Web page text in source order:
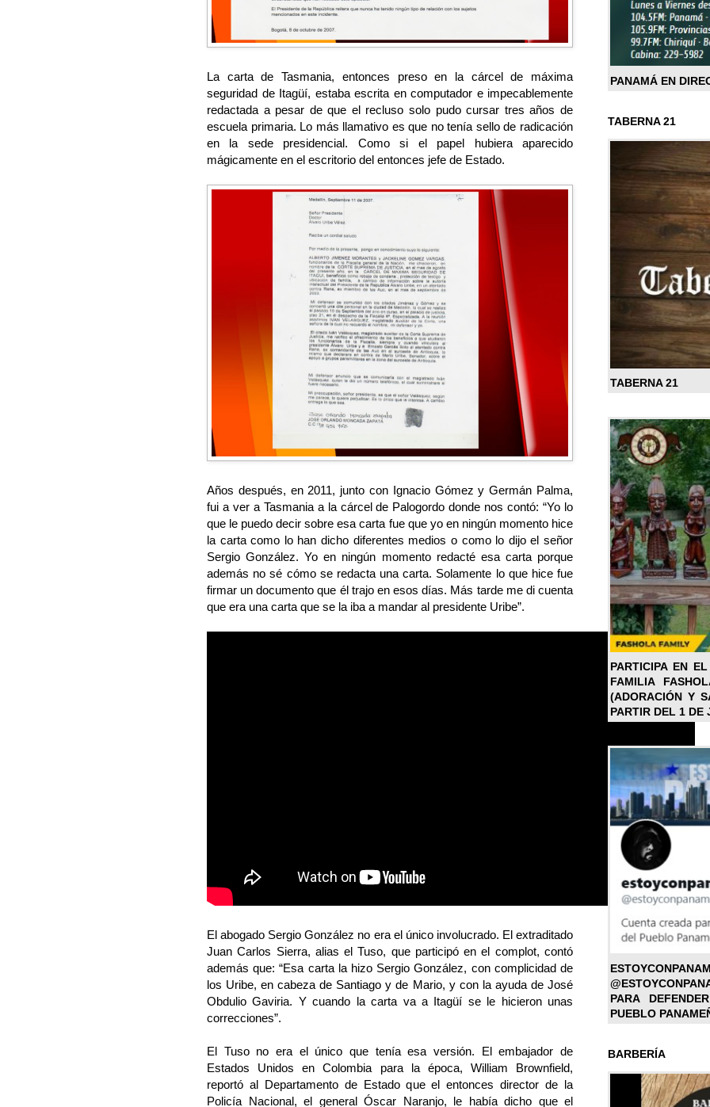
La carta de Tasmania, entonces preso en la cárcel de máxima
seguridad de Itagüí, estaba escrita en computador e impecablemente
redactada a pesar de que el recluso solo pudo cursar tres años de
escuela primaria. Lo más llamativo es que no tenía sello de radicación
en la sede presidencial. Como si el papel hubiera aparecido
mágicamente en el escritorio del entonces jefe de Estado.
Años después, en 2011, junto con Ignacio Gómez y Germán Palma,
fui a ver a Tasmania a la cárcel de Palogordo donde nos contó: “Yo lo
que le puedo decir sobre esa carta fue que yo en ningún momento hice
la carta como lo han dicho diferentes medios o como lo dijo el señor
Sergio González. Yo en ningún momento redacté esa carta porque
además no sé cómo se redacta una carta. Solamente lo que hice fue
firmar un documento que él trajo en esos días. Más tarde me di cuenta
que era una carta que se la iba a mandar al presidente Uribe”.
El abogado Sergio González no era el único involucrado. El extraditado
Juan Carlos Sierra, alias el Tuso, que participó en el complot, contó
además que: “Esa carta la hizo Sergio González, con complicidad de
los Uribe, en cabeza de Santiago y de Mario, y con la ayuda de José
Obdulio Gaviria. Y cuando la carta va a Itagüí se le hicieron unas
correcciones”.
El Tuso no era el único que tenía esa versión. El embajador de
Estados Unidos en Colombia para la época, William Brownfield,
reportó al Departamento de Estado que el entonces director de la
Policía Nacional, el general Óscar Naranjo, le había dicho que el
PANAMÁ EN
TABERNA 21
TABERNA 21
PARTICIPA EN
FAMILIA
(ADORACIÓN Y
PARTIR DEL 1 DE
PARA
PUEBLO
BARBERÍA